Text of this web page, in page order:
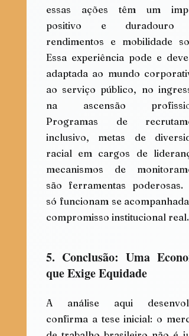
essas ações têm um
positivo e duradouro
rendimentos e mobilidade
Essa experiência pode e deve
adaptada ao mundo
ao serviço público, no
na ascensão
Programas de
inclusivo, metas de
racial em cargos de
mecanismos de
são ferramentas poderosas.
só funcionam se
compromisso institucional real.
5. Conclusão: Uma
que Exige Equidade
A análise aqui
confirma a tese inicial: o